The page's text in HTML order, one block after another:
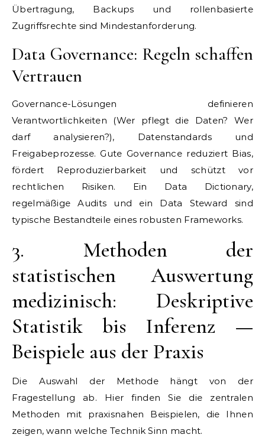
Übertragung, Backups und rollenbasierte
Zugriffsrechte sind Mindestanforderung.
Data Governance: Regeln schaffen
Vertrauen
Governance-Lösungen definieren
Verantwortlichkeiten (Wer pflegt die Daten? Wer
darf analysieren?), Datenstandards und
Freigabeprozesse. Gute Governance reduziert Bias,
fördert Reproduzierbarkeit und schützt vor
rechtlichen Risiken. Ein Data Dictionary,
regelmäßige Audits und ein Data Steward sind
typische Bestandteile eines robusten Frameworks.
3. Methoden der
statistischen Auswertung
medizinisch: Deskriptive
Statistik bis Inferenz —
Beispiele aus der Praxis
Die Auswahl der Methode hängt von der
Fragestellung ab. Hier finden Sie die zentralen
Methoden mit praxisnahen Beispielen, die Ihnen
zeigen, wann welche Technik Sinn macht.